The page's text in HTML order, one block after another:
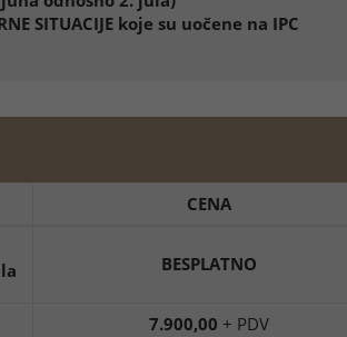
SITUACIJE koje su uočene na IPC
CENA
BESPLATNO
7.900,00 + PDV